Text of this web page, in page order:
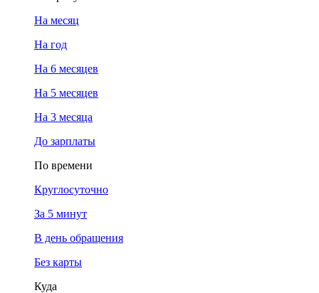
На месяц
На год
На 6 месяцев
На 5 месяцев
На 3 месяца
До зарплаты
По времени
Круглосуточно
За 5 минут
В день обращения
Без карты
Куда